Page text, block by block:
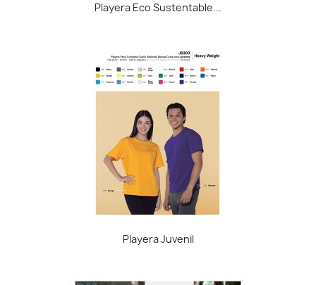
Playera Eco Sustentable...
Playera Juvenil